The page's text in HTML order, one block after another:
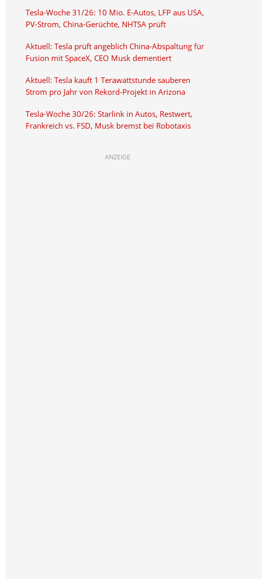
Tesla-Woche 31/26: 10 Mio. E-Autos, LFP aus USA,
PV-Strom, China-Gerüchte, NHTSA prüft
Aktuell: Tesla prüft angeblich China-Abspaltung für
Fusion mit SpaceX, CEO Musk dementiert
Aktuell: Tesla kauft 1 Terawattstunde sauberen
Strom pro Jahr von Rekord-Projekt in Arizona
Tesla-Woche 30/26: Starlink in Autos, Restwert,
Frankreich vs. FSD, Musk bremst bei Robotaxis
ANZEIGE